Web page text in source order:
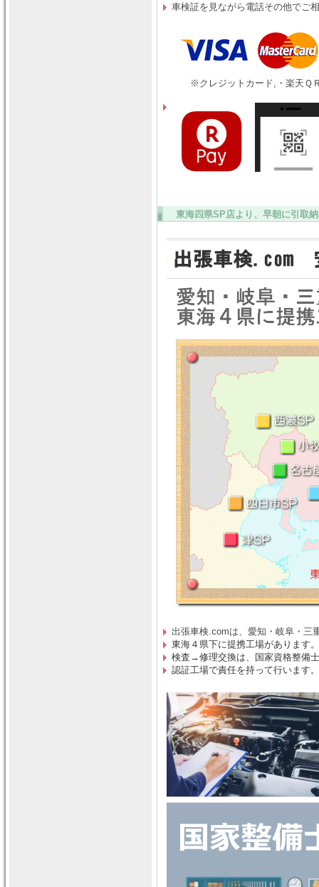
車検証を見ながら電話その他でご
※クレジットカード,・楽天Ｑ
東海四県SP店より、早朝に引取
出張車検.comは、 愛知・岐阜・三
東海４県下に提携工場があります。
検査→修理交換は、
国家資格整備
認証工場で責任を持って行います。